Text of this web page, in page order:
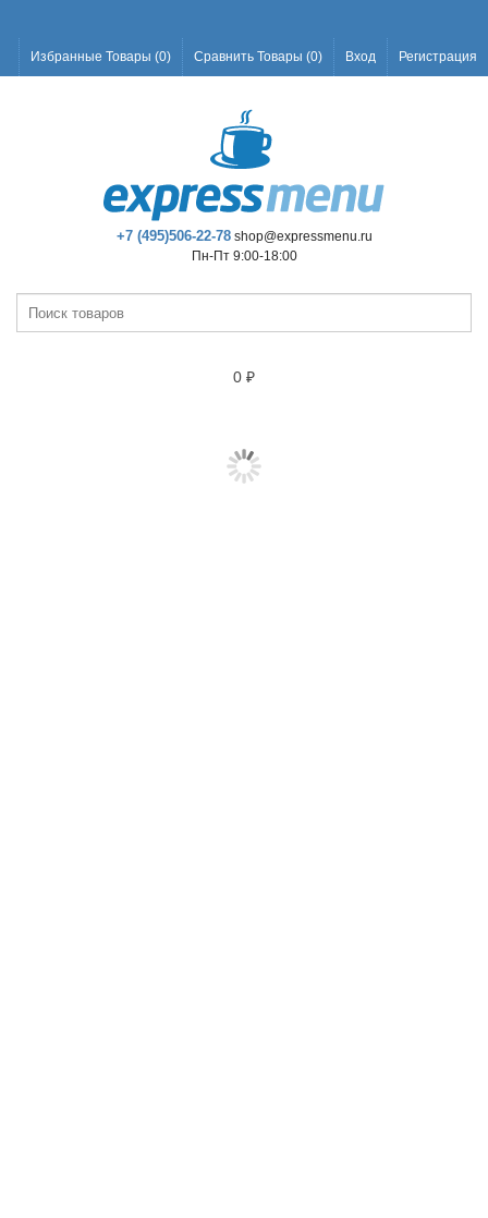
Избранные Товары (0) Сравнить Товары (0) Вход Регистрация
+7 (495)506-22-78shop@expressmenu.ru
Пн-Пт 9:00-18:00
0 ₽